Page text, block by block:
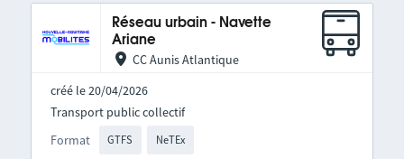
Réseau urbain - Navette
Ariane
CC Aunis Atlantique
créé le 20/04/2026
Format GTFS NeTEx
Transport public collectif